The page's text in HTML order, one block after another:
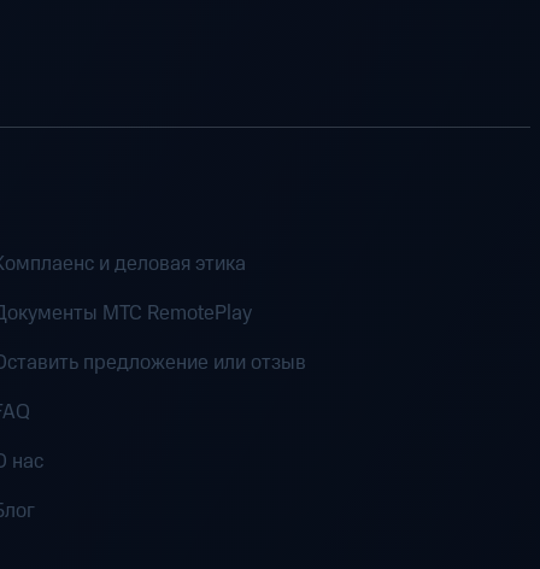
и деловая этика
MTC RemotePlay
предложение или отзыв
нас